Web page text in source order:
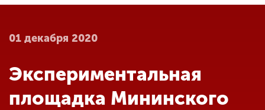
Главная
Абитуриенту
01 декабря 2020
Экспериментальная
площадка Мининского